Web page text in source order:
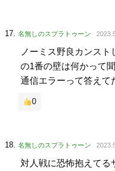
名無しのスプラトゥーン
ノーミス野良カンス
の1番の壁は何かって
通信エラーって答えて
0
名無しのスプラトゥーン
対人戦に恐怖抱えてる